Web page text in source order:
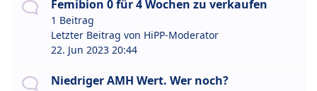
Femibion 0 für 4 Wochen zu verkaufen
1 Beitrag
Letzter Beitrag von HiPP-Moderator
22. Jun 2023 20:44
Niedriger AMH Wert. Wer noch?